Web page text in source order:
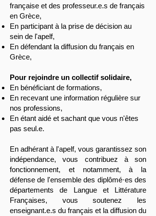
française et des professeur.e.s de français
en Grèce,
En participant à la prise de décision au
sein de l'apelf,
En défendant la diffusion du français en
Grèce,
Pour rejoindre un collectif solidaire,
En bénéficiant de formations,
En recevant une information régulière sur
nos professions,
En étant aidé et sachant que vous n'êtes
pas seul.e.
En adhérant à l'apelf, vous garantissez son
indépendance, vous contribuez à son
fonctionnement, et notamment, à la
défense de l'ensemble des diplômé·es des
départements de Langue et Littérature
Françaises, vous soutenez les
enseignant.e.s du français et la diffusion du